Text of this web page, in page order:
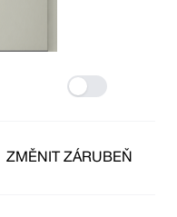
Use setting
ZMĚNIT ZÁRUBEŇ